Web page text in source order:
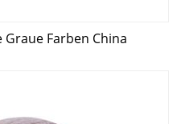
Farben China